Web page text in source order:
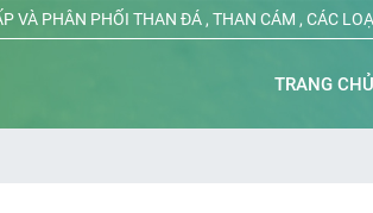
VÀ PHÂN PHỐI THAN ĐÁ , THAN CÁM , CÁC
TRANG CHỦ